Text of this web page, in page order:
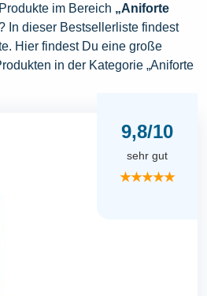
im Bereich „Aniforte
In dieser Bestsellerliste findest
Hier findest Du eine große
in der Kategorie „Aniforte
9,8/10
sehr gut
★★★★★